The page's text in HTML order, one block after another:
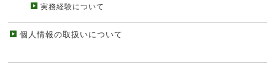
実務経験について
個人情報の取扱いについて